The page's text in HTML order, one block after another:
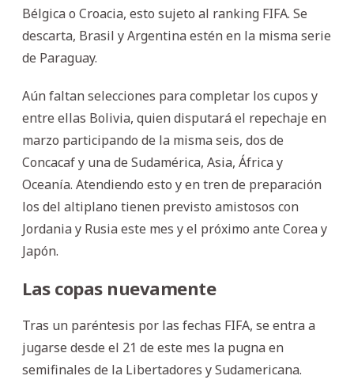
Bélgica o Croacia, esto sujeto al ranking FIFA. Se
descarta, Brasil y Argentina estén en la misma serie
de Paraguay.
Aún faltan selecciones para completar los cupos y
entre ellas Bolivia, quien disputará el repechaje en
marzo participando de la misma seis, dos de
Concacaf y una de Sudamérica, Asia, África y
Oceanía. Atendiendo esto y en tren de preparación
los del altiplano tienen previsto amistosos con
Jordania y Rusia este mes y el próximo ante Corea y
Japón.
Las copas nuevamente
Tras un paréntesis por las fechas FIFA, se entra a
jugarse desde el 21 de este mes la pugna en
semifinales de la Libertadores y Sudamericana.